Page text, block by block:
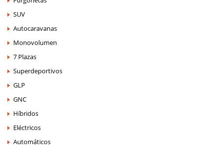
SUV
Autocaravanas
Monovolumen
7 Plazas
Superdeportivos
GLP
GNC
Híbridos
Eléctricos
Automáticos